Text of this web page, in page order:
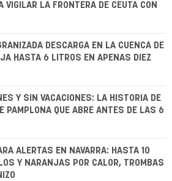
VIGILAR LA FRONTERA DE CEUTA CON
DESCARGA EN LA CUENCA DE
HASTA 6 LITROS EN APENAS DIEZ
Y SIN VACACIONES: LA HISTORIA DE
PAMPLONA QUE ABRE ANTES DE LAS 6
ALERTAS EN NAVARRA: HASTA 10
Y NARANJAS POR CALOR, TROMBAS